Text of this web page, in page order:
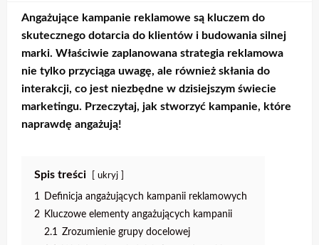
Angażujące kampanie reklamowe są kluczem do
skutecznego dotarcia do klientów i budowania silnej
marki. Właściwie zaplanowana strategia reklamowa
nie tylko przyciąga uwagę, ale również skłania do
interakcji, co jest niezbędne w dzisiejszym świecie
marketingu. Przeczytaj, jak stworzyć kampanie, które
naprawdę angażują!
Spis treści ukryj
1
Definicja angażujących kampanii reklamowych
2 Kluczowe elementy angażujących kampanii
2.1
Zrozumienie grupy docelowej